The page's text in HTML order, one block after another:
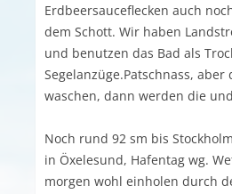
Erdbeersauceflecken auch
dem Schott. Wir haben
und benutzen das Bad als
Segelanzüge.Patschnass,
waschen, dann werden die
Noch rund 92 sm bis
in Öxelesund, Hafentag wg.
morgen wohl einholen durch